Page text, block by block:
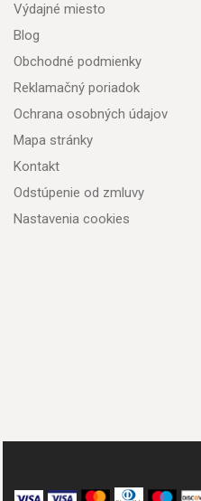
Výdajné miesto
Blog
Obchodné podmienky
Reklamačný poriadok
Ochrana osobných údajov
Mapa stránky
Kontakt
Odstúpenie od zmluvy
Nastavenia cookies